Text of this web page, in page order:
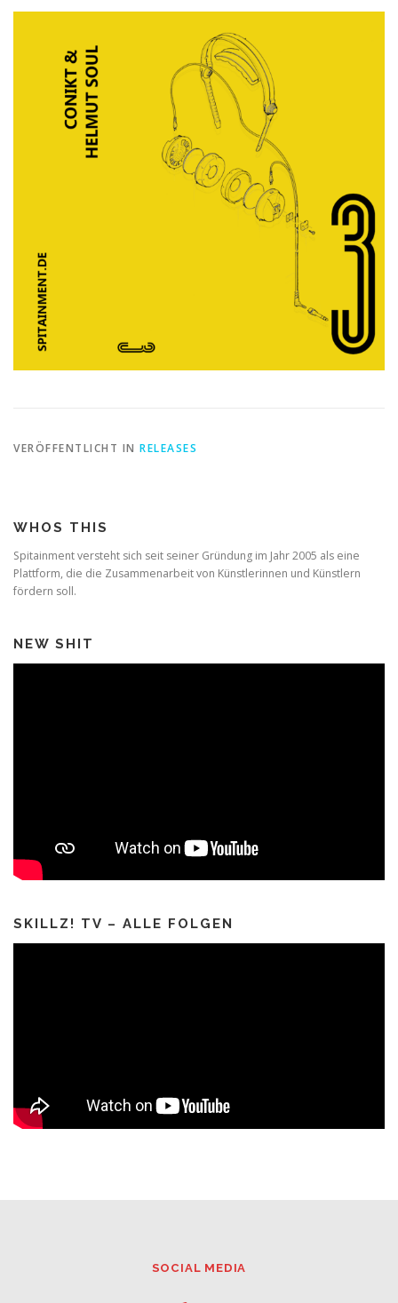
VERÖFFENTLICHT IN RELEASES
WHOS THIS
Spitainment versteht sich seit seiner Gründung im Jahr 2005 als eine
Plattform, die die Zusammenarbeit von Künstlerinnen und Künstlern
fördern soll.
NEW SHIT
SKILLZ! TV – ALLE FOLGEN
SOCIAL MEDIA